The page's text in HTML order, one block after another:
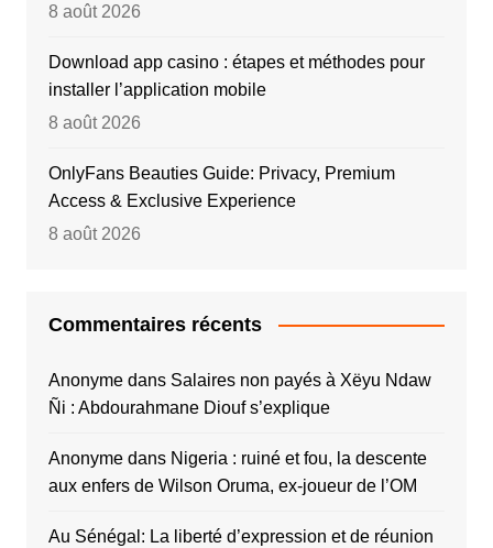
8 août 2026
Download app casino : étapes et méthodes pour
installer l’application mobile
8 août 2026
OnlyFans Beauties Guide: Privacy, Premium
Access & Exclusive Experience
8 août 2026
Commentaires récents
Anonymedans Salaires non payés à Xëyu Ndaw
Ñi : Abdourahmane Diouf s’explique
Anonymedans Nigeria : ruiné et fou, la descente
aux enfers de Wilson Oruma, ex-joueur de l’OM
Au Sénégal: La liberté d’expression et de réunion